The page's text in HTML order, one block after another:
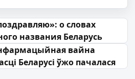
о словах
названия Беларусь
вайна
Беларусі ўжо пачалася